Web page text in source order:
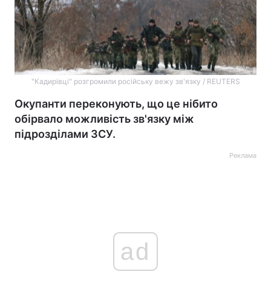
"Кадирівці" розгромили російську вежу зв'язку / REUTERS
Окупанти переконують, що це нібито
обірвало можливість зв'язку між
підрозділами ЗСУ.
Реклама
ad